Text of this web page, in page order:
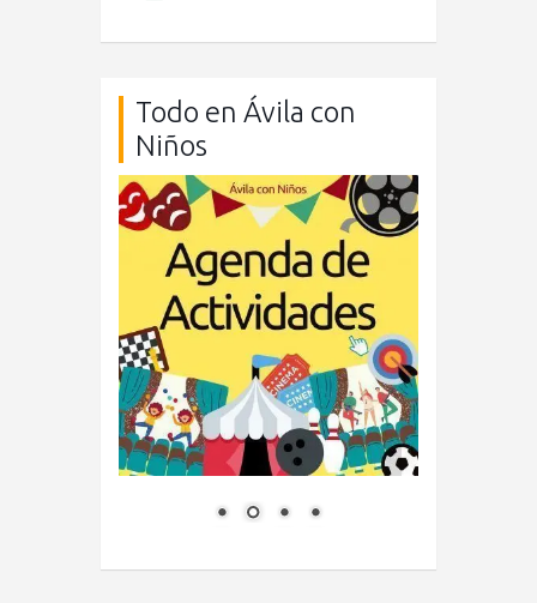
Todo en Ávila con
Niños